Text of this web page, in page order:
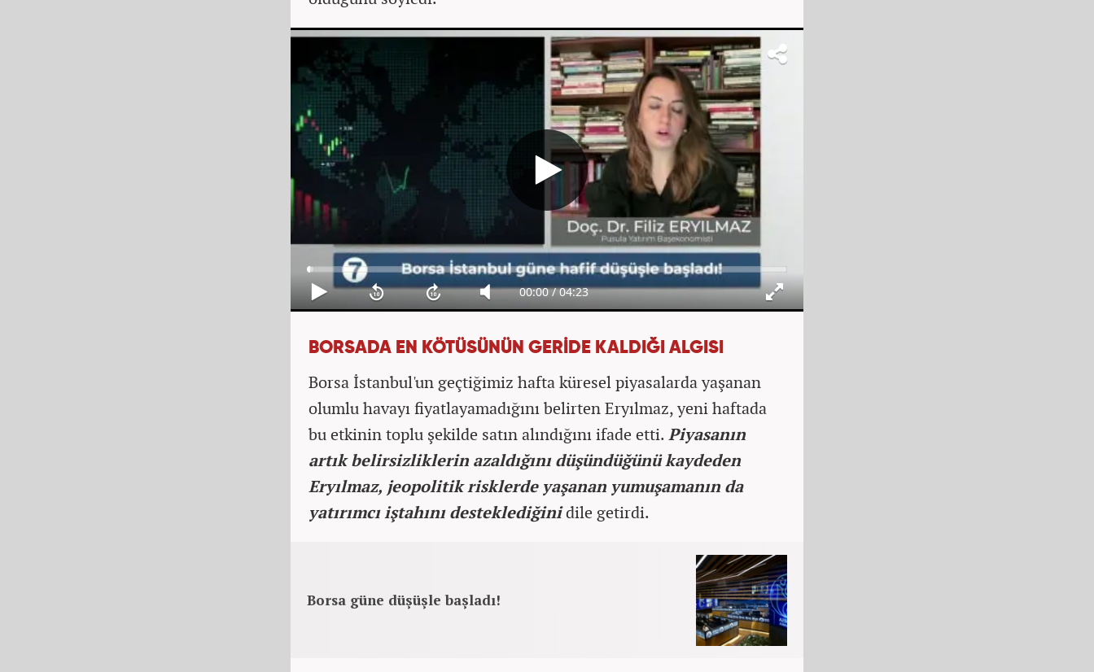
BORSADA EN KÖTÜSÜNÜN GERİDE KALDIĞI ALGISI
Borsa İstanbul'un geçtiğimiz hafta küresel piyasalarda yaşanan
olumlu havayı fiyatlayamadığını belirten Eryılmaz, yeni haftada
bu etkinin toplu şekilde satın alındığını ifade etti.Piyasanın
artık belirsizliklerin azaldığını düşündüğünü kaydeden
Eryılmaz, jeopolitik risklerde yaşanan yumuşamanın da
yatırımcı iştahını desteklediğinidile getirdi.
Borsa güne düşüşle başladı!